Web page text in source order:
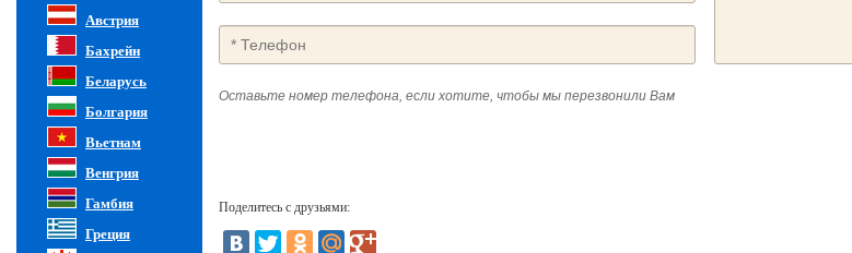
Австрия
Бахрейн
Беларусь
Болгария
Вьетнам
Венгрия
Гамбия
Греция
Оставьте номер телефона, если хотите, чтобы мы перезвонили Вам
Поделитесь с друзьями: